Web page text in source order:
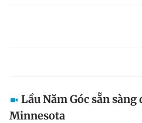
Lầu Năm Góc sẵn sàng
Minnesota